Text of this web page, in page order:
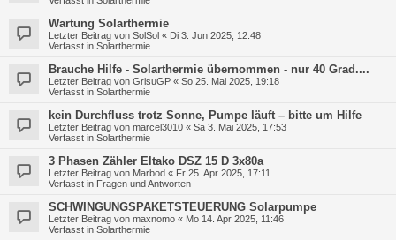
Wartung Solarthermie
Letzter Beitrag von SolSol « Di 3. Jun 2025, 12:48
Verfasst in Solarthermie
Brauche Hilfe - Solarthermie übernommen - nur 40 Grad....
Letzter Beitrag von GrisuGP « So 25. Mai 2025, 19:18
Verfasst in Solarthermie
kein Durchfluss trotz Sonne, Pumpe läuft – bitte um Hilfe
Letzter Beitrag von marcel3010 « Sa 3. Mai 2025, 17:53
Verfasst in Solarthermie
3 Phasen Zähler Eltako DSZ 15 D 3x80a
Letzter Beitrag von Marbod « Fr 25. Apr 2025, 17:11
Verfasst in Fragen und Antworten
SCHWINGUNGSPAKETSTEUERUNG Solarpumpe
Letzter Beitrag von maxnomo « Mo 14. Apr 2025, 11:46
Verfasst in Solarthermie